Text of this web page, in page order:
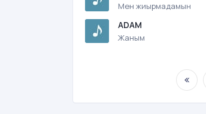
Мен жиырмадамын
ADAM
Жаным